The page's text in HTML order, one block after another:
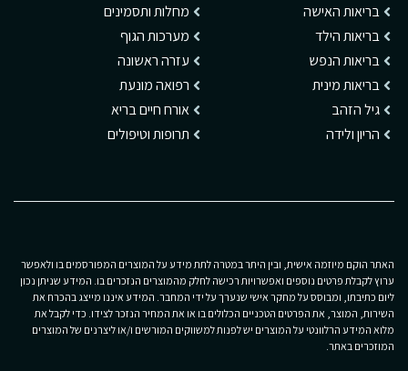
בריאות האישה
בריאות הילד
בריאות הנפש
בריאות מינית
גיל הזהב
הריון ולידה
מחלות ותסמינים
מערכות הגוף
עזרה ראשונה
רפואה מונעת
אורח חיים בריא
תרופות וטיפולים
האתר הוקם מיוזמה אישית, ובין היתר במטרה לתת מידע על המוצרים המפורסמים בו ולאפשר
ערוץ לקבלת פרטים נוספים ואפשרויות רכישה לחלק מהמוצרים הנזכרים בו. המידע שניתן נכון
ליום כתיבתו, ומבוסס על מחקר אישי שנערך על ידי המחבר. המידע איננו מייצג בהכרח את
השירות, המוצר, את הפרטים הטכניים הכלולים בו או את המחיר הנזכר לצידו. כדי לקבל את
מלוא המידע הרלוונטי על המוצרים יש לפנות למשווקים המורשים ו/או ליצרנים של המוצרים
המוזכרים באתר.